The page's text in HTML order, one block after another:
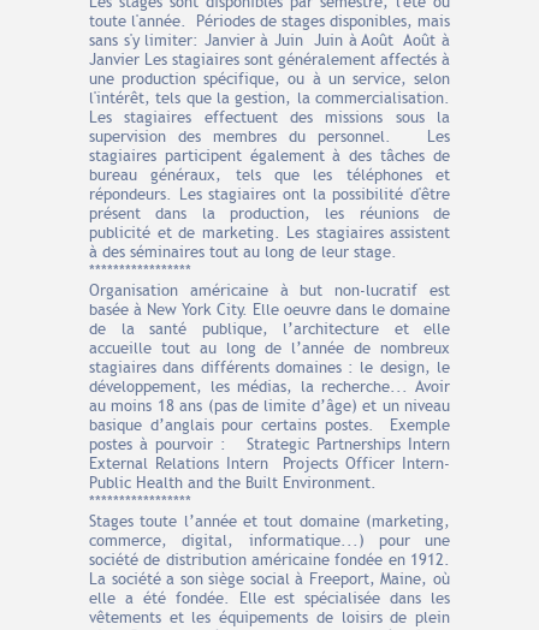
toute l'année. Périodes de stages disponibles, mais
sans s'y limiter: Janvier à Juin Juin à Août Août à
Janvier Les stagiaires sont généralement affectés à
une production spécifique, ou à un service, selon
l'intérêt, tels que la gestion, la commercialisation.
Les stagiaires effectuent des missions sous la
supervision des membres du personnel. Les
stagiaires participent également à des tâches de
bureau généraux, tels que les téléphones et
répondeurs. Les stagiaires ont la possibilité d'être
présent dans la production, les réunions de
publicité et de marketing. Les stagiaires assistent
à des séminaires tout au long de leur stage.
*****************
Organisation américaine à but non-lucratif est
basée à New York City. Elle oeuvre dans le domaine
de la santé publique, l’architecture et elle
accueille tout au long de l’année de nombreux
stagiaires dans différents domaines : le design, le
développement, les médias, la recherche... Avoir
au moins 18 ans (pas de limite d’âge) et un niveau
basique d’anglais pour certains postes. Exemple
postes à pourvoir : Strategic Partnerships Intern
External Relations Intern Projects Officer Intern-
Public Health and the Built Environment.
*****************
Stages toute l’année et tout domaine (marketing,
commerce, digital, informatique...) pour une
société de distribution américaine fondée en 1912.
La société a son siège social à Freeport, Maine, où
elle a été fondée. Elle est spécialisée dans les
vêtements et les équipements de loisirs de plein